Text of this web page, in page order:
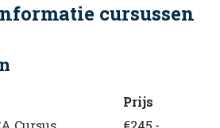
cursussen
Prijs